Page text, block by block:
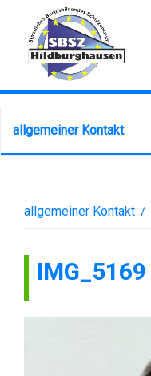
allgemeiner Kontakt
allgemeiner Kontakt /
IMG_5169